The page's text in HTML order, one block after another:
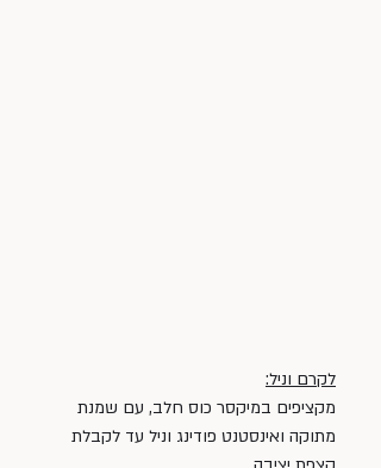
לקרם וניל:
מקציפים במיקסר כוס חלב, עם שמנת
מתוקה ואינסטנט פודינג וניל עד לקבלת